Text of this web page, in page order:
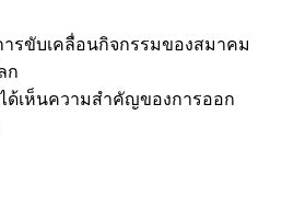
รขับเคลื่อนกิจกรรมของสมาคม
ก
ด้เห็นความสำคัญของการออก